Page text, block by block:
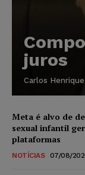
juros
Carlos
Meta é alvo de
sexual infantil
plataformas
NOTÍCIAS 07/08/